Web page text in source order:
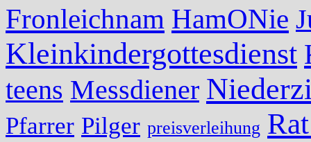
Fronleichnam HamONie
Kleinkindergottesdienst
teens Messdiener
Pfarrer Pilger preisverleihung